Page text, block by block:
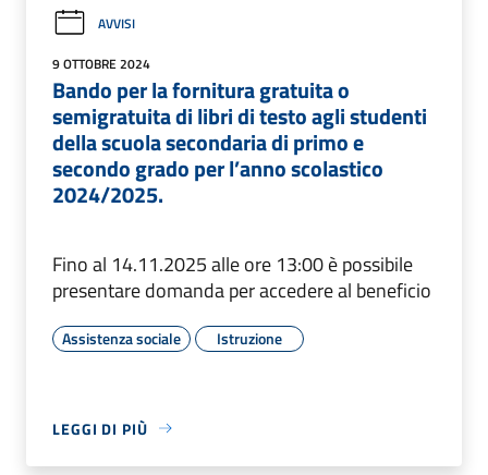
AVVISI
9 OTTOBRE 2024
Bando per la fornitura gratuita o
semigratuita di libri di testo agli studenti
della scuola secondaria di primo e
secondo grado per l’anno scolastico
2024/2025.
Fino al 14.11.2025 alle ore 13:00 è possibile
presentare domanda per accedere al beneficio
Assistenza sociale Istruzione
LEGGI DI PIÙ